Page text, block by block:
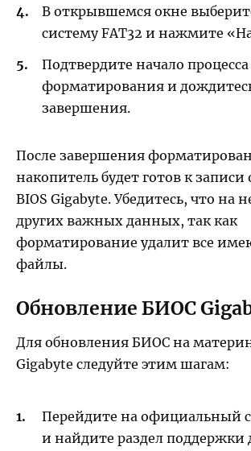
В открывшемся окне
систему FAT32 и нажмите
Подтвердите начало процесса
форматирования и
завершения.
После завершения
накопитель будет готов к
BIOS Gigabyte. Убедитесь, что на
других важных данных, так как
форматирование удалит все
файлы.
Обновление БИОС
Для обновления БИОС на
Gigabyte следуйте этим шагам:
Перейдите на официальный
и найдите раздел поддержки